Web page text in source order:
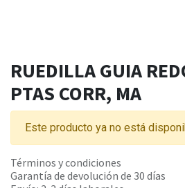
RUEDILLA GUIA
PTAS CORR, MA
Este producto ya no está
Términos y condiciones
Garantía de devolución de 30 días